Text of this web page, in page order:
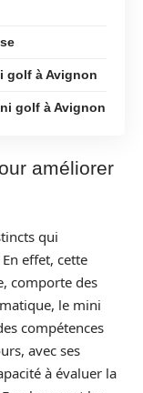
golf à Avignon
golf à Avignon
améliorer
qui
effet, cette
comporte des
le mini
compétences
avec ses
à évaluer la